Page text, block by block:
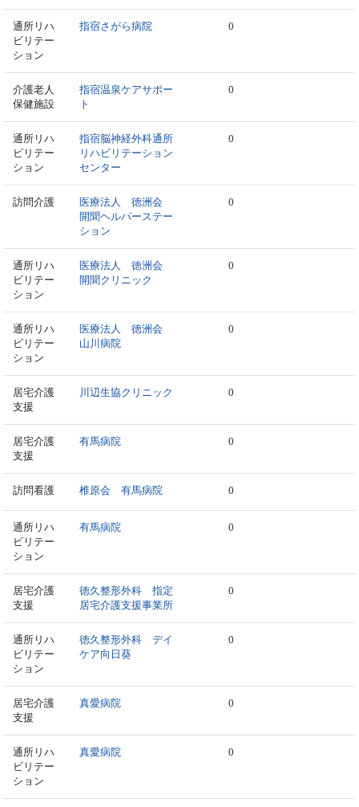
通所リハ
ビリテー
ション
指宿さがら病院 0
介護老人
保健施設
指宿温泉ケアサポー
ト
0
通所リハ
ビリテー
ション
指宿脳神経外科通所
リハビリテーション
センター
0
訪問介護
医療法人 徳洲会
開聞ヘルパーステー
ション
0
通所リハ
ビリテー
ション
医療法人 徳洲会
開聞クリニック
0
通所リハ
ビリテー
ション
医療法人 徳洲会
山川病院
0
居宅介護
支援
川辺生協クリニック 0
居宅介護
支援
有馬病院 0
訪問看護 椎原会 有馬病院 0
通所リハ
ビリテー
ション
有馬病院 0
居宅介護
支援
徳久整形外科 指定
居宅介護支援事業所
0
通所リハ
ビリテー
ション
徳久整形外科 デイ
ケア向日葵
0
居宅介護
支援
真愛病院 0
通所リハ
ビリテー
ション
真愛病院 0